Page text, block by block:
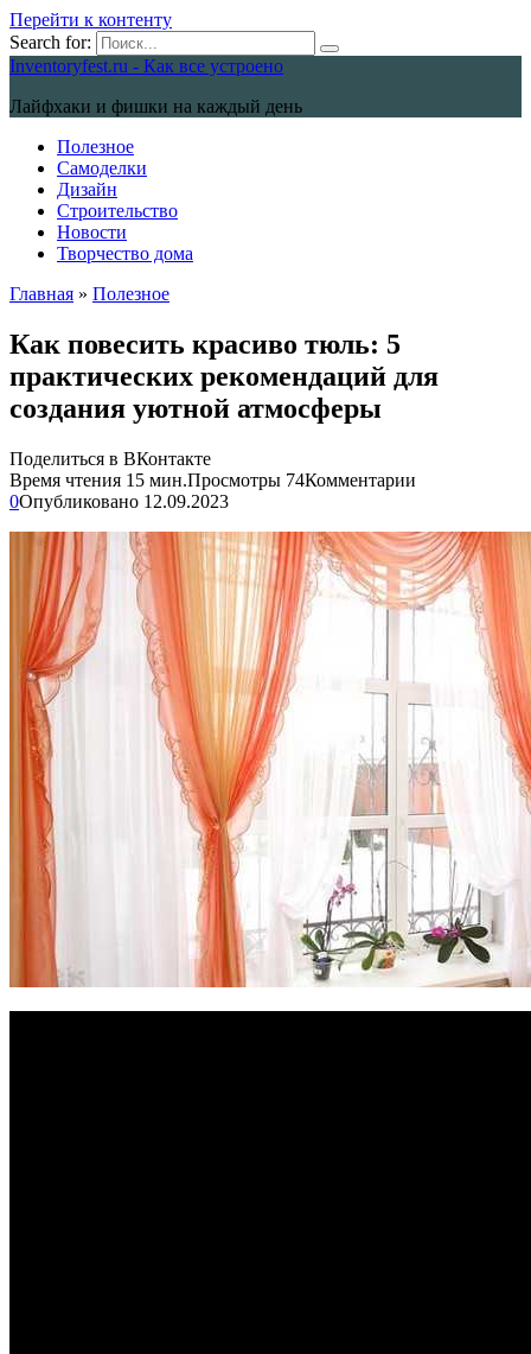
Перейти к контенту
Search for:
Inventoryfest.ru - Как все устроено
Лайфхаки и фишки на каждый день
Полезное
Самоделки
Дизайн
Строительство
Новости
Творчество дома
Главная » Полезное
Как повесить красиво тюль: 5
практических рекомендаций для
создания уютной атмосферы
Поделиться в ВКонтакте
Время чтения 15 мин.Просмотры 74Комментарии
0Опубликовано 12.09.2023